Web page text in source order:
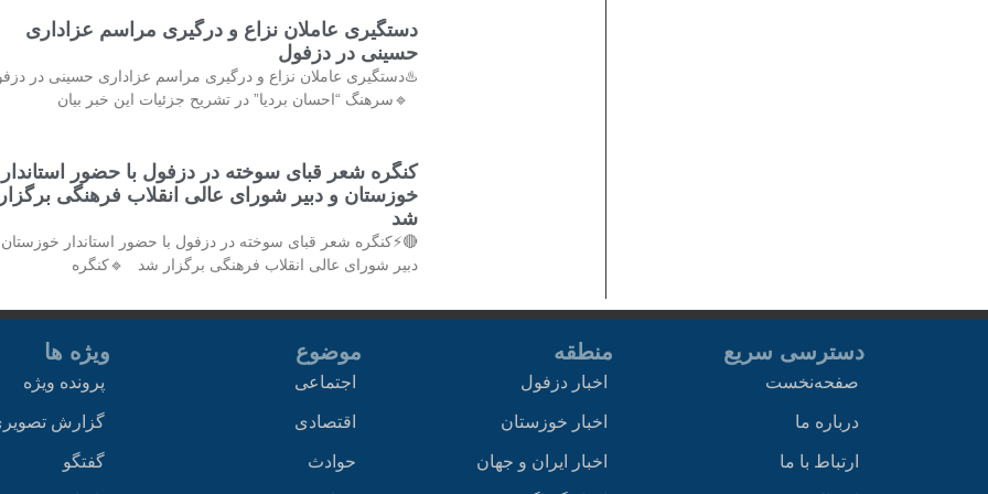
دستگیری عاملان نزاع و درگیری مراسم عزاداری
حسینی در دزفول
♨️دستگیری عاملان نزاع و درگیری مراسم عزاداری حسینی در
🔹سرهنگ “احسان بردیا” در تشریح جزئیات این خبر بیان
کنگره شعر قبای سوخته در دزفول با حضور استاندار
خوزستان و دبیر شورای عالی انقلاب فرهنگی برگزار
شد
🔴⚡کنگره شعر قبای سوخته در دزفول با حضور استاندار
دبیر شورای عالی انقلاب فرهنگی برگزار شد 🔹کنگره
دسترسی سریع
صفحه‌نخست
درباره ما
ارتباط با ما
منطقه
اخبار دزفول
اخبار خوزستان
اخبار ایران و جهان
موضوع
اجتماعی
اقتصادی
حوادث
ویژه ها
پرونده ویژه
گزارش
گفتگو